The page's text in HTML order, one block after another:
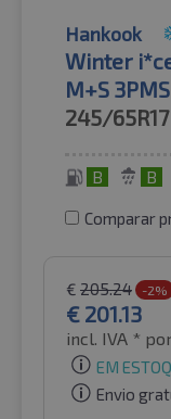
Hankook
Winter
M+S
245/65R17
B B
Comparar
€ 205.24 -2%
€ 201.13
incl. IVA *
EM
Envio